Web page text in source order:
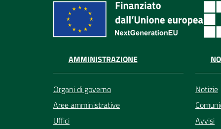
AMMINISTRAZIONE
Organi di governo
Aree amministrative
Uffici
Notizie
Avvisi